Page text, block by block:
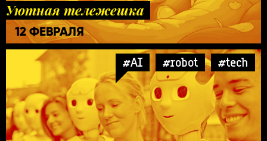
Уютная тележешка
12 ФЕВРАЛЯ
#AI #robot #tech